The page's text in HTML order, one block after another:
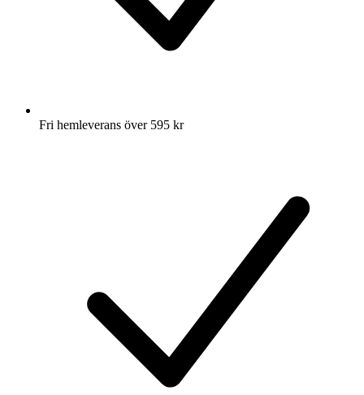
Fri hemleverans över 595 kr